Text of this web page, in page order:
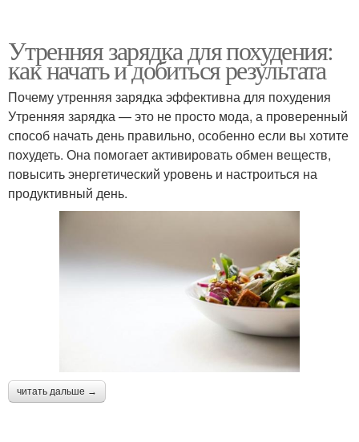
Утренняя зарядка для похудения:
как начать и добиться результата
Почему утренняя зарядка эффективна для похудения
Утренняя зарядка — это не просто мода, а проверенный
способ начать день правильно, особенно если вы хотите
похудеть. Она помогает активировать обмен веществ,
повысить энергетический уровень и настроиться на
продуктивный день.
читать дальше →